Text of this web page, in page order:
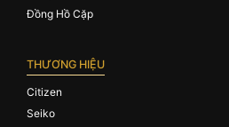
Đồng Hồ Cặp
THƯƠNG HIỆU
Citizen
Seiko